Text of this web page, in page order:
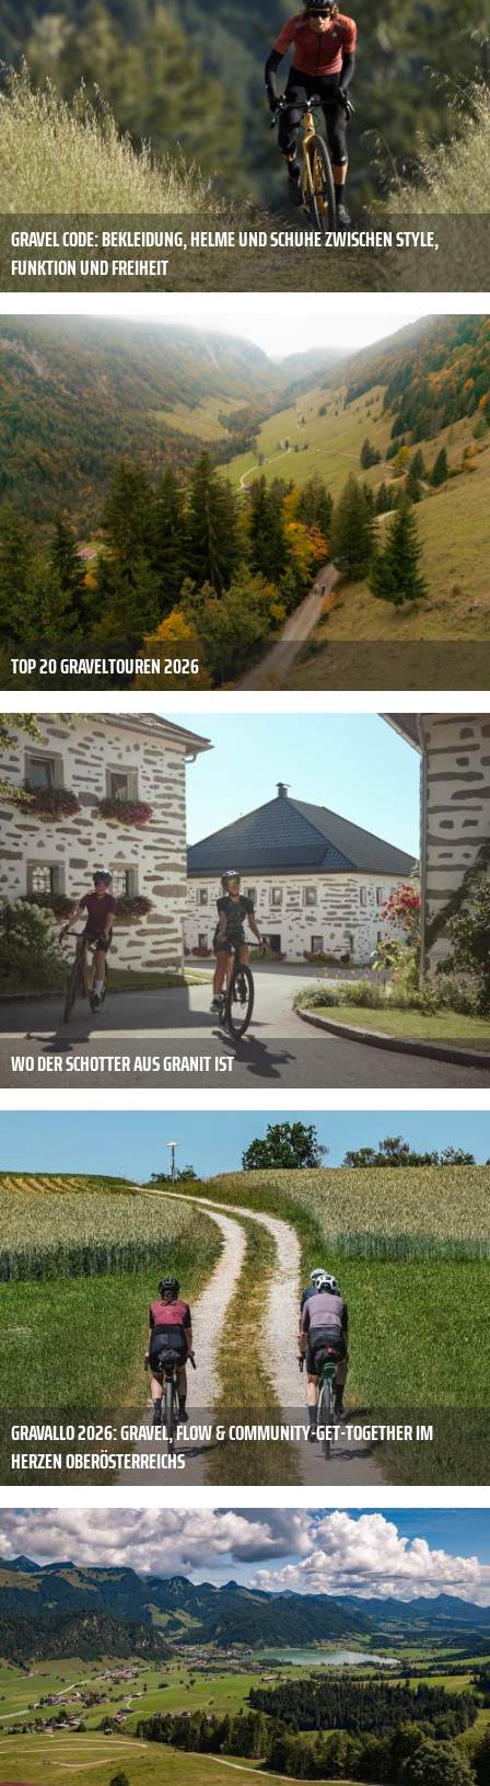
GRAVEL CODE: BEKLEIDUNG, HELME UND SCHUHE ZWISCHEN STYLE,
FUNKTION UND FREIHEIT
TOP 20 GRAVELTOUREN 2026
WO DER SCHOTTER AUS GRANIT IST
GRAVALLO 2026: GRAVEL, FLOW & COMMUNITY-GET-TOGETHER IM
HERZEN OBERÖSTERREICHS